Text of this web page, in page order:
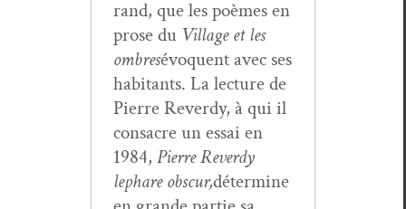
rand, que les poèmes en
prose du Vil­lage et les
ombresévo­quent avec ses
habi­tants. La lec­ture de
Pierre Reverdy, à qui il
con­sacre un essai en
1984, Pierre Reverdy
lephare obscur,déter­mine